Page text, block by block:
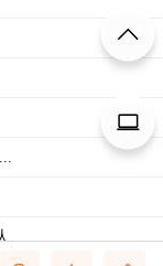
...